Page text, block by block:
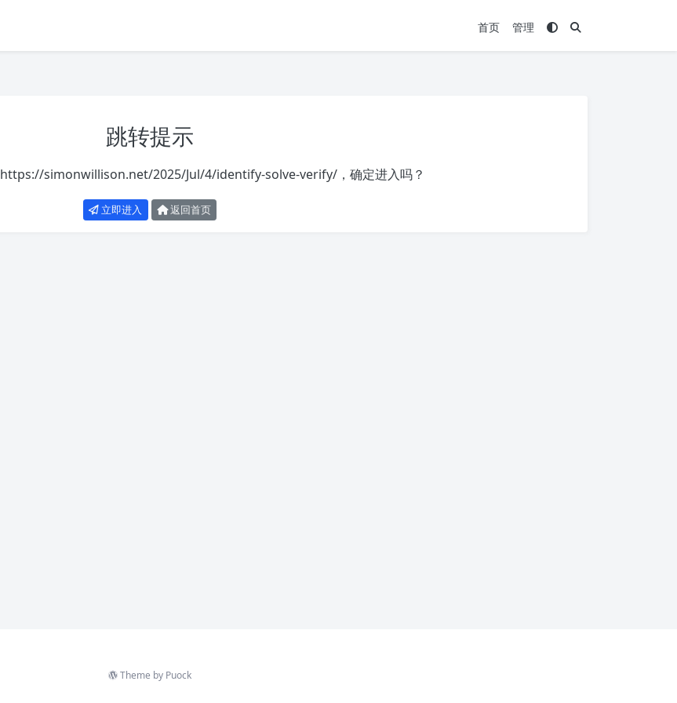
首页 管理
跳转提示
https://simonwillison.net/2025/Jul/4/identify-solve-verify/ ，确定进入吗？
立即进入 返回首页
Theme by Puock